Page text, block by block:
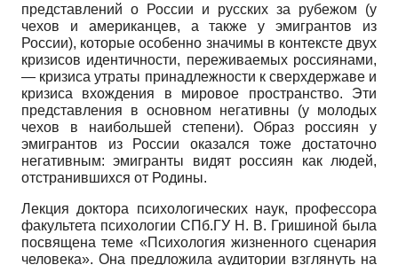
представлений о России и русских за рубежом (у
чехов и американцев, а также у эмигрантов из
России), которые особенно значимы в контексте двух
кризисов идентичности, переживаемых россиянами,
— кризиса утраты принадлежности к сверхдержаве и
кризиса вхождения в мировое пространство. Эти
представления в основном негативны (у молодых
чехов в наибольшей степени). Образ россиян у
эмигрантов из России оказался тоже достаточно
негативным: эмигранты видят россиян как людей,
отстранившихся от Родины.
Лекция доктора психологических наук, профессора
факультета психологии СПб.ГУ Н. В. Гришиной была
посвящена теме «Психология жизненного сценария
человека». Она предложила аудитории взглянуть на